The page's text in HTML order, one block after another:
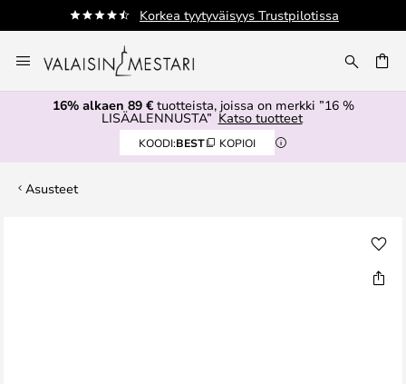
Korkea tyytyväisyys Trustpilotissa
to
Content
16% alkaen 89 €tuotteista, joissa on merkki ”16 %
LISÄALENNUSTA” Katso tuotteet
KOODI:BEST KOPIOI
Asusteet